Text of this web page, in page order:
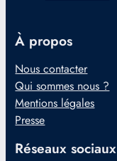
À propos
Nous contacter
Qui sommes nous ?
Mentions légales
Presse
Réseaux sociaux